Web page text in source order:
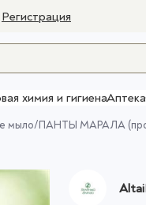
Регистрация
химия и гигиенаАптека
мыло/ПАНТЫ МАРАЛА